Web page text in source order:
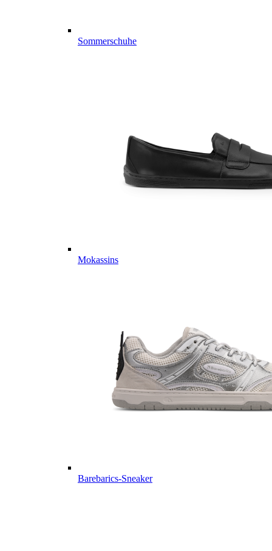
Sommerschuhe
Mokassins
Barebarics-Sneaker